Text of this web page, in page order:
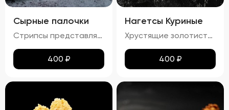
Сырные палочки
Стрипсы представляют собой аппетитные палочки из сыра, обжаренные до золотистой корочки. Вкус нежного расплавленного сыра гармонично сочетается с хрустящей панировкой, создавая идеальное сочетание текстур. Продукт отличается приятным ароматом и изысканным вкусом, который обязательно оценят любители сырных закусок.
400 ₽
Нагетсы Куриные
Хрустящие золотистые нагетсы с легким маслянистым блеском и тонким слоем соуса. Аромат блюда сочетает в себе запах жареного куриного мяса и сладких ноток соуса. Вкус этих нагетсов – гармоничное сочетание сладости и легкой солоноватости, с выраженными нотами куриного мяса. Текстура плотная и хрустящая, с нежным мясом под аппетитной корочкой.
400 ₽